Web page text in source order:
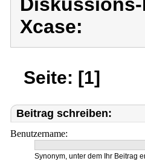
Xcase:
Seite: [1]
Beitrag schreiben:
Benutzername:
Synonym, unter dem Ihr Beitrag